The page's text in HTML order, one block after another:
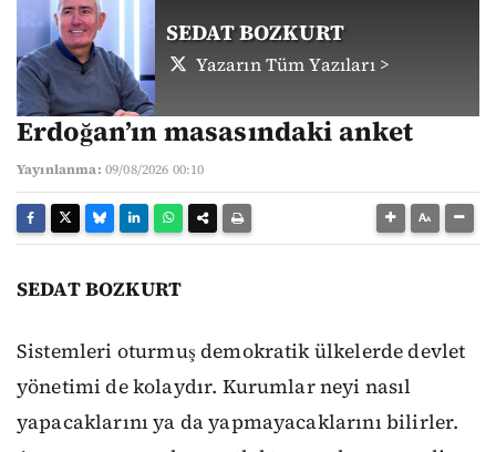
SEDAT BOZKURT
Yazarın Tüm Yazıları >
Erdoğan’ın masasındaki anket
Yayınlanma: 09/08/2026 00:10
SEDAT BOZKURT
Sistemleri oturmuş demokratik ülkelerde devlet
yönetimi de kolaydır. Kurumlar neyi nasıl
yapacaklarını ya da yapmayacaklarını bilirler.